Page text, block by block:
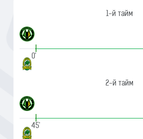
1-й тайм
|
0'
2-й тайм
|
45'